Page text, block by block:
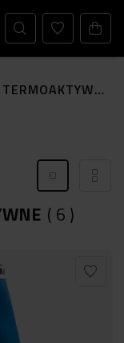
KALESONY TERMOAKTYWNE
( 6 )